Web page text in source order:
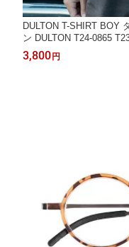
DULTON T-SHIRT BOY
ン DULTON T24-0865
3,800 円